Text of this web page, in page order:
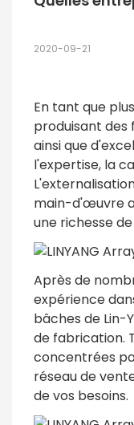
2020-09-21
En tant que
produisant des
ainsi que
l'expertise, la
main-d'œuvre
une richesse
Après de
expérience
bâches de Lin-
de fabrication.
concentrées
réseau de
de vos besoins.